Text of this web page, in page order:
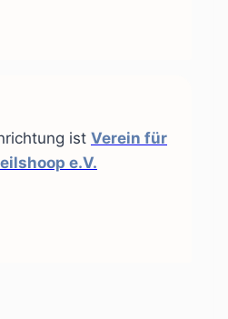
ist Verein für
e.V.